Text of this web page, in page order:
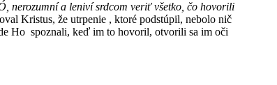
nerozumní a leniví srdcom veriť všetko, čo hovorili
Kristus, že utrpenie , ktoré podstúpil, nebolo nič
Ho spoznali, keď im to hovoril, otvorili sa im oči